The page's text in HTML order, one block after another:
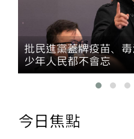
批民進黨蓋牌疫苗、
少年人民都不會忘
今日焦點